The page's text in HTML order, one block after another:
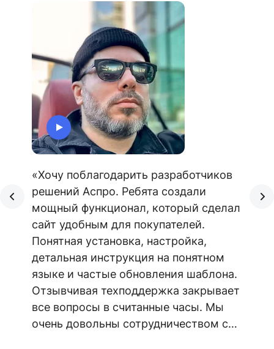
«Хочу поблагодарить разработчиков
решений Аспро. Ребята создали
мощный функционал, который сделал
сайт удобным для покупателей.
Понятная установка, настройка,
детальная инструкция на понятном
языке и частые обновления шаблона.
Отзывчивая техподдержка закрывает
все вопросы в считанные часы. Мы
очень довольны сотрудничеством с